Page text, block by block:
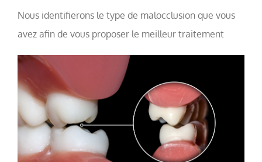
Nous identifierons le type de malocclusion que vous
avez afin de vous proposer le meilleur traitement